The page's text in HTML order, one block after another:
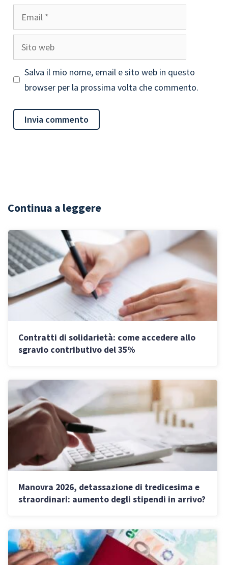
Email
Sito
web
Salva il mio nome, email e sito web in questo
browser per la prossima volta che commento.
Continua a leggere
Contratti di solidarietà: come accedere allo
sgravio contributivo del 35%
Manovra 2026, detassazione di tredicesima e
straordinari: aumento degli stipendi in arrivo?